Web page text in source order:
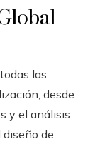
las
desde
y el análisis
de